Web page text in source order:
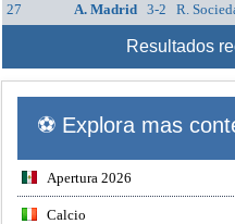
27
A. Madrid 3-2 R.
Resultados
⚽ Explora mas
Apertura 2026
Calcio